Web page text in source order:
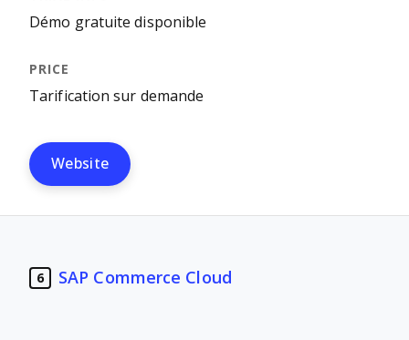
Démo gratuite disponible
Tarification sur demande
Website
6 SAP Commerce Cloud